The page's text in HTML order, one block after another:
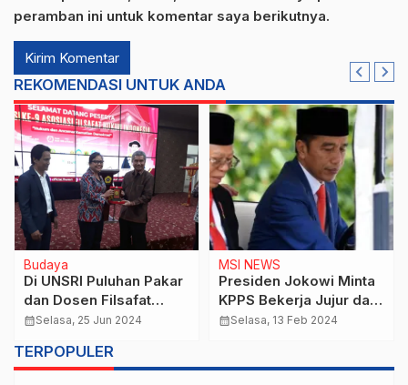
peramban ini untuk komentar saya berikutnya.
REKOMENDASI UNTUK ANDA
Budaya
Di UNSRI Puluhan Pakar
dan Dosen Filsafat
Hukum Berkumpul
Kematian Demokrasi
calendar_monthSelasa, 25 Jun 2024
MSI NEWS
Presiden Jokowi Minta
KPPS Bekerja Jujur dan
Adil dalam Pemilu 2024
calendar_monthSelasa, 13 Feb 2024
TERPOPULER